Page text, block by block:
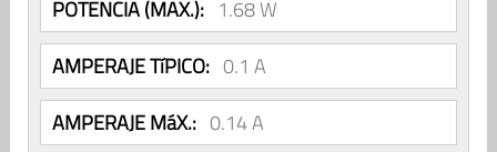
POTENCIA (MAX.): 1.68 W
AMPERAJE TíPICO: 0.1 A
AMPERAJE MáX.: 0.14 A